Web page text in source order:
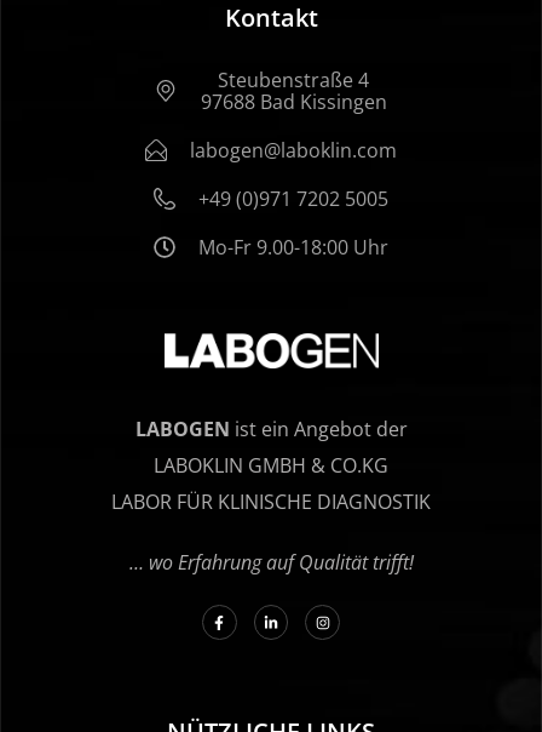
Kontakt
Steubenstraße 4
97688 Bad Kissingen
labogen@laboklin.com
+49 (0)971 7202 5005
Mo-Fr 9.00-18:00 Uhr
LABOGEN ist ein Angebot der
LABOKLIN GMBH & CO.KG
LABOR FÜR KLINISCHE DIAGNOSTIK
… wo Erfahrung auf Qualität trifft!